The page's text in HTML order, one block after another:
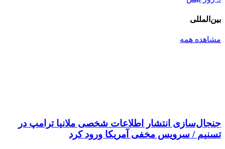
بین‌المللی
مشاهده همه
جنجال‌سازی انتشار اطلاعات شخصی ملانیا ترامپ در
تسنیم / سرویس مخفی آمریکا ورود کرد